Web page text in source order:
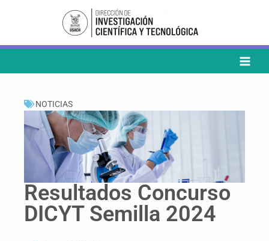
NOTICIAS
Resultados Concurso
DICYT Semilla 2024